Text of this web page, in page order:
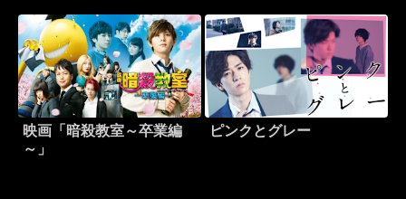
映画「暗殺教室～卒業編
～」
ピンクとグレー